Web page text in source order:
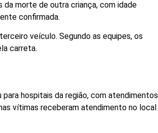
da morte de outra criança, com idade
confirmada.
veículo. Segundo as equipes, os
carreta.
hospitais da região, com atendimentos
vítimas receberam atendimento no local